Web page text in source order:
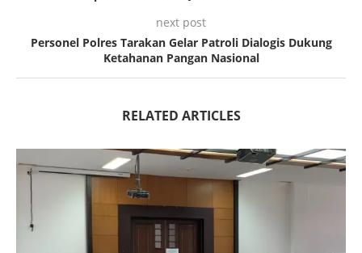
next post
Personel Polres Tarakan Gelar Patroli Dialogis Dukung
Ketahanan Pangan Nasional
RELATED ARTICLES